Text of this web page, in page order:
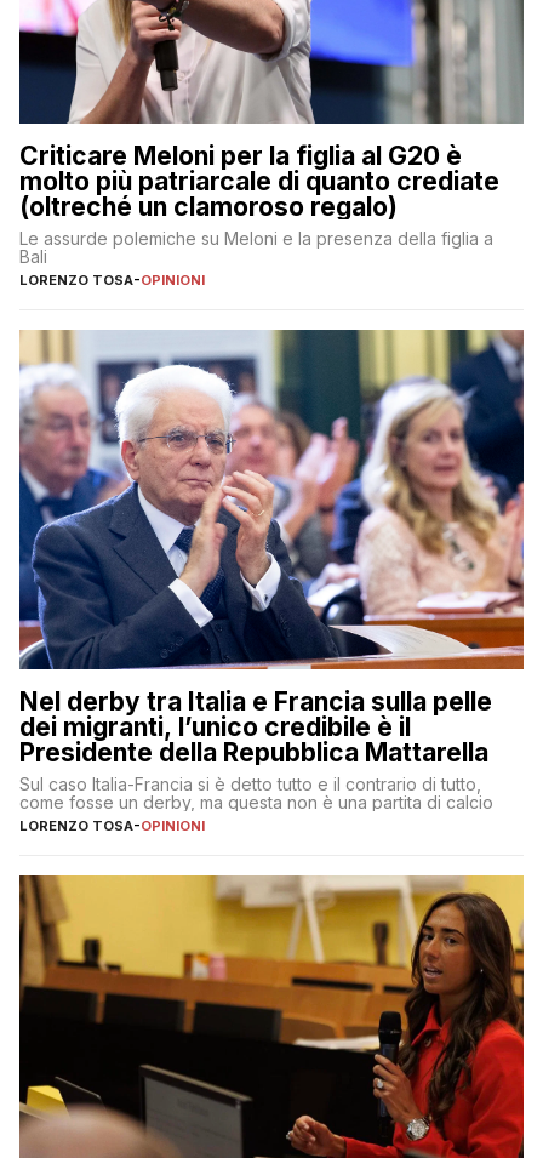
Criticare Meloni per la figlia al G20 è
molto più patriarcale di quanto crediate
(oltreché un clamoroso regalo)
Le assurde polemiche su Meloni e la presenza della figlia a
Bali
LORENZO TOSA-OPINIONI
Nel derby tra Italia e Francia sulla pelle
dei migranti, l’unico credibile è il
Presidente della Repubblica Mattarella
Sul caso Italia-Francia si è detto tutto e il contrario di tutto,
come fosse un derby, ma questa non è una partita di calcio
LORENZO TOSA-OPINIONI